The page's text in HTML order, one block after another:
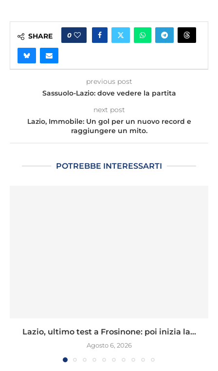
SHARE 0
previous post
Sassuolo-Lazio: dove vedere la partita
next post
Lazio, Immobile: Un gol per un nuovo record e
raggiungere un mito.
POTREBBE INTERESSARTI
Lazio, ultimo test a Frosinone: poi inizia la...
Agosto 6, 2026